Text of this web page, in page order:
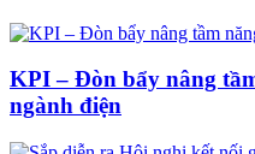
KPI – Đòn bẩy nâng
ngành điện